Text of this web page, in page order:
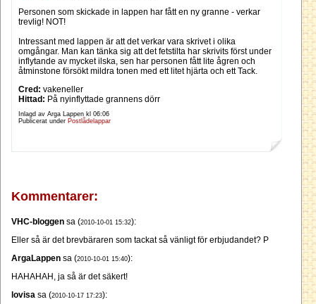
Personen som skickade in lappen har fått en ny granne - verkar
trevlig! NOT!
Intressant med lappen är att det verkar vara skrivet i olika
omgångar. Man kan tänka sig att det fetstilta har skrivits först under
inflytande av mycket ilska, sen har personen fått lite ågren och
åtminstone försökt mildra tonen med ett litet hjärta och ett Tack.
Cred: vakeneller
Hittad: På nyinflyttade grannens dörr
Inlagd av Arga Lappen kl 06:06
Publicerat under Postlådelappar
Kommentarer:
VHC-bloggen sa (2010-10-01 15:32):
Eller så är det brevbäraren som tackat så vänligt för erbjudandet? P
ArgaLappen sa (2010-10-01 15:40):
HAHAHAH, ja så är det säkert!
lovisa sa (2010-10-17 17:23):